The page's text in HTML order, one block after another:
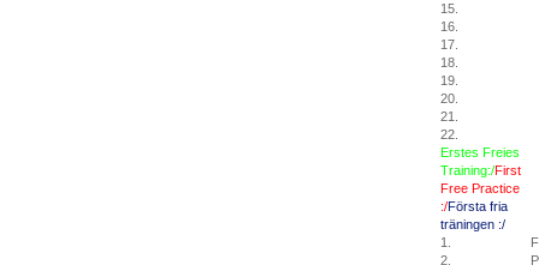
15.
16.
17.
18.
19.
20.
21.
22.
Erstes Freies
Training:/First
Free Practice
:/Första fria
träningen :/
1.
2.